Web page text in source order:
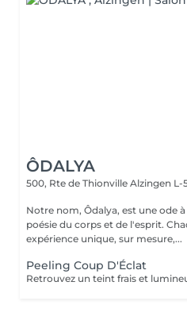
ÔDALYA
500, Rte de Thionville Alzingen L-
Notre nom, Ôdalya, est une ode
poésie du corps et de l'esprit.
expérience unique, sur mesure,...
Peeling Coup D'Éclat